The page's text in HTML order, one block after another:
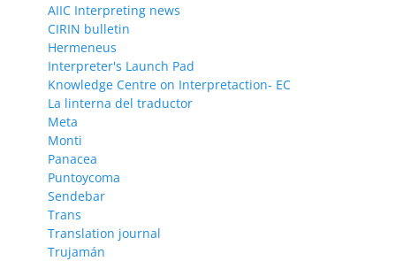
AIIC Interpreting news
CIRIN bulletin
Hermeneus
Interpreter's Launch Pad
Knowledge Centre on Interpretaction- EC
La linterna del traductor
Meta
Monti
Panacea
Puntoycoma
Sendebar
Trans
Translation journal
Trujamán